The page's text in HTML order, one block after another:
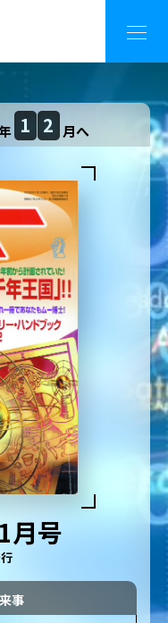
1 2 月へ
月号
事